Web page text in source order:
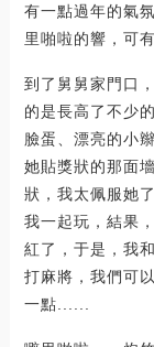
有一點過年的氣
里啪啦的響，可
到了舅舅家門口
的是長高了不少
臉蛋、漂亮的小
她貼獎狀的那面
狀，我太佩服她
我一起玩，結果
紅了，于是，我
打麻將，我們可
一點......